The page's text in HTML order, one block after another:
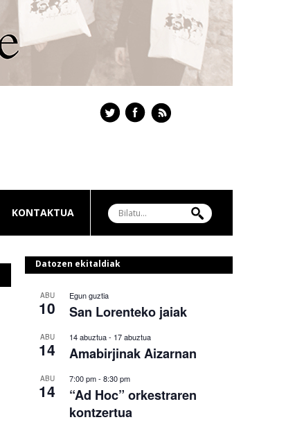
KONTAKTUA
Datozen ekitaldiak
ABU
10
Egun guztia
San Lorenteko jaiak
ABU
14
14 abuztua- 17 abuztua
Amabirjinak Aizarnan
ABU
14
7:00 pm- 8:30 pm
“Ad Hoc” orkestraren
kontzertua